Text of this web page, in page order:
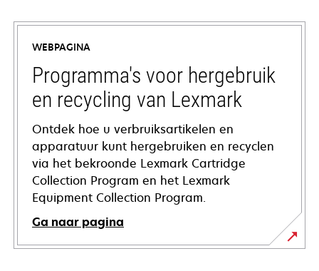
in
new
tab
WEBPAGINA
Programma's voor hergebruik
en recycling van Lexmark
Ontdek hoe u verbruiksartikelen en
apparatuur kunt hergebruiken en recyclen
via het bekroonde Lexmark Cartridge
Collection Program en het Lexmark
Equipment Collection Program.
Ga naar pagina